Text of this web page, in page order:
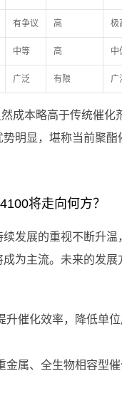
有争议 高 极
中等 高 中
广泛 有限 广
成本略高于传统催化
明显，堪称当前聚酯
将走向何方？
发展的重视不断升温
为主流。未来的发展
升催化效率，降低单
金属、全生物相容型